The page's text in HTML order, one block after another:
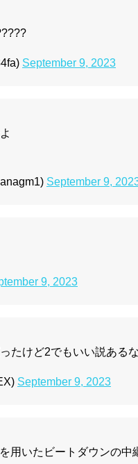
September 9, 2023
September 9,
9, 2023
たけど2でもいい説あるな
September 9, 2023
用いたビートダウンの中